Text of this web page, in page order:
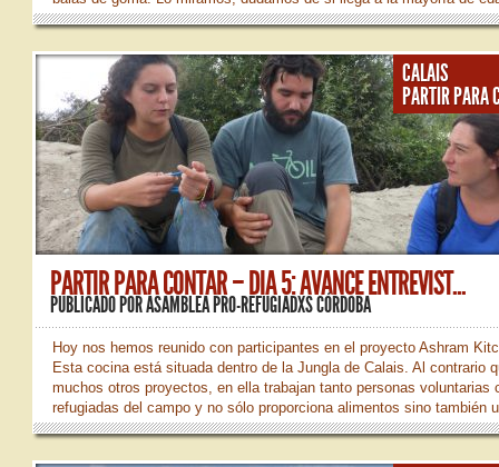
Cae la tarde. Un hombre de cuclillas, próximo a la entrada de la
amigo. ¿Qué tal el día? – Hola, parece que no fue mal. Peor fue la
Ayer la policía golpeó fuerte. ¿Tenéis algo para el dolor? – mientras
toca los brazos le damos un...
CALAIS
PARTIR PARA
PARTIR PARA CONTAR – DIA 5: AVANCE ENTREVIST...
PUBLICADO PORASAMBLEA PRO-REFUGIADXS CÓRDOBA
Hoy nos hemos reunido con participantes en el proyecto Ashram
Esta cocina está situada dentro de la Jungla de Calais. Al contrario
muchos otros proyectos, en ella trabajan tanto personas voluntarias
refugiadas del campo y no sólo proporciona alimentos sino también
espacio de convivencia y distensión. Os dejamos este avance de la